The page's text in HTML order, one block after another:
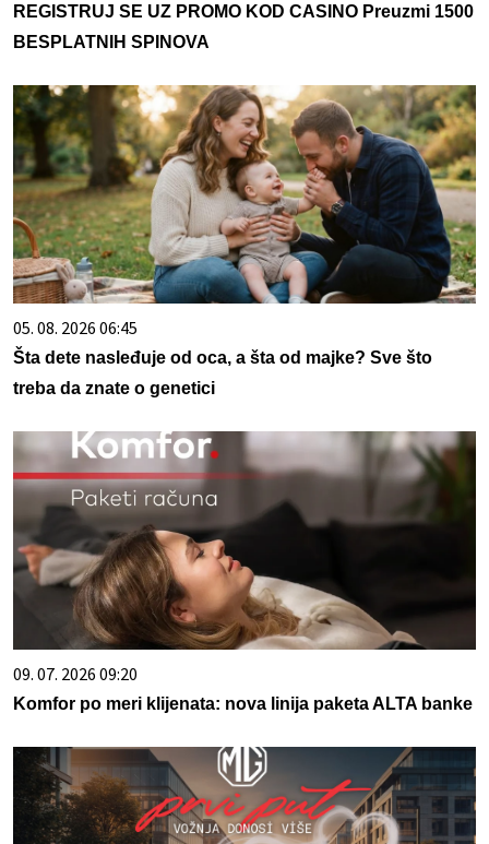
REGISTRUJ SE UZ PROMO KOD CASINO Preuzmi 1500
BESPLATNIH SPINOVA
05. 08. 2026 06:45
Šta dete nasleđuje od oca, a šta od majke? Sve što
treba da znate o genetici
09. 07. 2026 09:20
Komfor po meri klijenata: nova linija paketa ALTA banke